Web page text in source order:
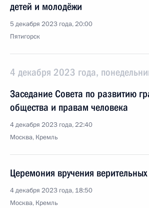
детей и молодёжи
5 декабря 2023 года, 20:00
Пятигорск
4 декабря 2023 года,
Заседание Совета по развитию
общества и правам человека
4 декабря 2023 года, 22:40
Москва, Кремль
Церемония вручения
4 декабря 2023 года, 18:50
Москва, Кремль